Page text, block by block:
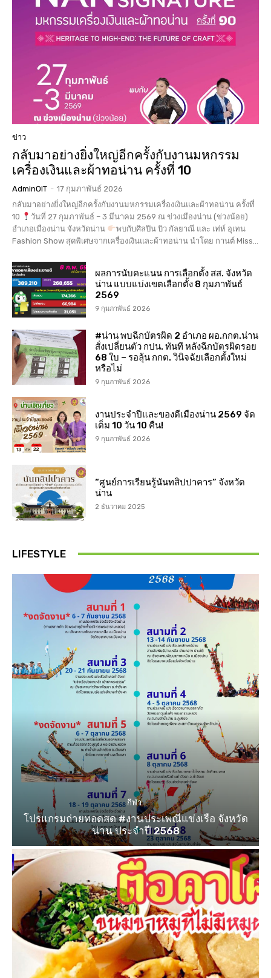
ข่าว
กลับมาอย่างยิ่งใหญ่อีกครั้งกับงานมหกรรม
เครื่องเงินและผ้าทอน่าน ครั้งที่ 10
AdminOIT - 17 กุมภาพันธ์ 2026
กลับมาอย่างยิ่งใหญ่อีกครั้งกับงานมหกรรมเครื่องเงินและผ้าทอน่าน ครั้งที่
10
วันที่ 27 กุมภาพันธ์ – 3 มีนาคม 2569 ณ ข่วงเมืองน่าน (ข่วงน้อย)
อำเภอเมืองน่าน จังหวัดน่าน
พบกับศิลปิน บิว กัลยาณี และ เท่ห์ อุเทน
Fashion Show สุดพิเศษจากเครื่องเงินและผ้าทอน่าน นำโดย กานต์ Miss...
ผลการนับคะแนน การเลือกตั้ง สส. จังหวัด
น่าน แบบแบ่งเขตเลือกตั้ง 8 กุมภาพันธ์
2569
9 กุมภาพันธ์ 2026
#น่าน พบฉีกบัตรผิด 2 อำเภอ ผอ.กกต.น่าน
สั่งเปลี่ยนตัว กปน. ทันที หลังฉีกบัตรผิดรอย
68 ใบ – รอลุ้น กกต. วินิจฉัยเลือกตั้งใหม่
หรือไม่
9 กุมภาพันธ์ 2026
งานประจำปีและของดีเมืองน่าน 2569 จัด
เต็ม 10 วัน 10 คืน!
9 กุมภาพันธ์ 2026
“ศูนย์การเรียนรู้นันทสิปปาคาร” จังหวัด
น่าน
2 ธันวาคม 2025
LIFESTYLE
กีฬา
โปรแกรมถ่ายทอดสด #งานประเพณีแข่งเรือ จังหวัด
น่าน ประจำปี 2568